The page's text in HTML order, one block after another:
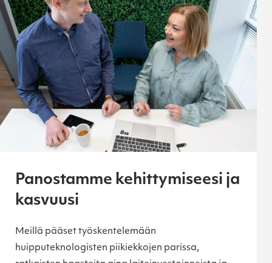
Panostamme kehittymiseesi ja
kasvuusi
Meillä pääset työskentelemään
huipputeknologisten piikiekkojen parissa,